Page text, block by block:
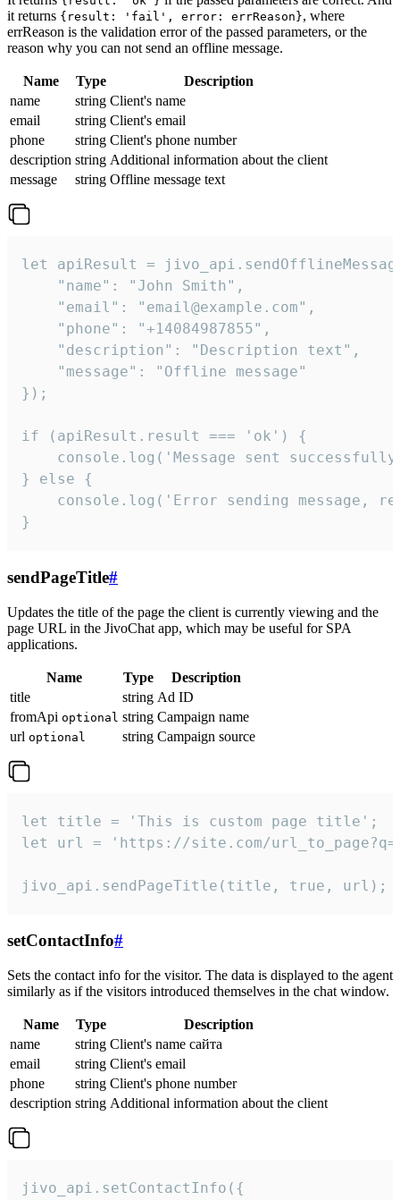
it returns {result: 'fail', error: errReason}, where
errReason is the validation error of the passed parameters, or the
reason why you can not send an offline message.
Name Type
Description
name
string Client's name
email
string Client's email
phone
string Client's phone number
description string Additional information about the client
message
string Offline message text
let apiResult =
    "name": "John Smith",
    "email": "email@example.com",
    "phone": "+14084987855",
    "description": "Description text",
    "message": "Offline message"
});
if (apiResult.result === 'ok') {
console.log('Message sent
} else {
console.log('Error sending message,
}
sendPageTitle#
Updates the title of the page the client is currently viewing and the
page URL in the JivoChat app, which may be useful for SPA
applications.
Name Type
Description
title
string Ad ID
fromApi optional string Campaign name
url optional string Campaign source
let title = 'This is custom page title';
let url = 'https://site.com/
jivo_api.sendPageTitle(title, true, url);
setContactInfo#
Sets the contact info for the visitor. The data is displayed to the agent
similarly as if the visitors introduced themselves in the chat window.
Name Type
Description
name
string Client's name сайта
email
string Client's email
phone
string Client's phone number
description string Additional information about the client
jivo_api.setContactInfo({